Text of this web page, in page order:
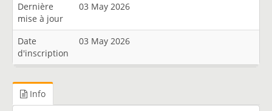
Dernière
mise à jour
03 May 2026
Date
d'inscription
03 May 2026
Info